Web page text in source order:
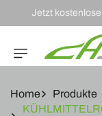
DIREKT ZUM
INHALT
Jetzt
Home
Produkte